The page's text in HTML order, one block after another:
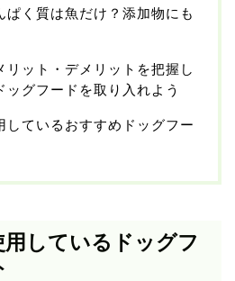
ぱく質は魚だけ？添加物にも
リット・デメリットを把握し
ッグフードを取り入れよう
しているおすすめドッグフー
しているドッグフ